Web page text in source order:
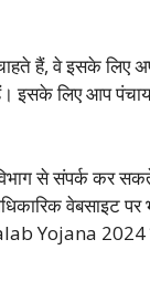
हैं, वे इसके लिए
लिए आप
से संपर्क कर
वेबसाइट
Yojana